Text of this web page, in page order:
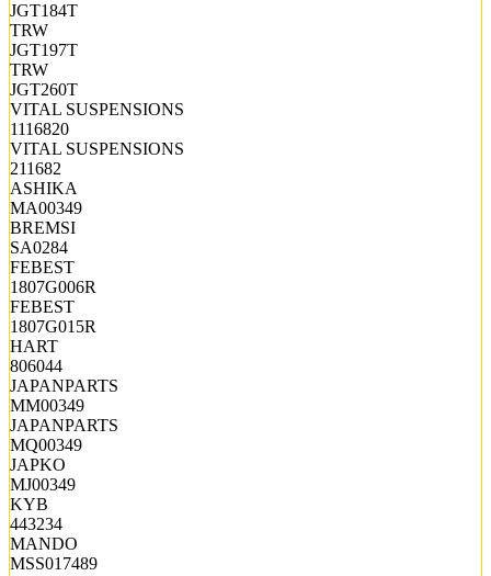
JGT184T
TRW
JGT197T
TRW
JGT260T
VITAL SUSPENSIONS
1116820
VITAL SUSPENSIONS
211682
ASHIKA
MA00349
BREMSI
SA0284
FEBEST
1807G006R
FEBEST
1807G015R
HART
806044
JAPANPARTS
MM00349
JAPANPARTS
MQ00349
JAPKO
MJ00349
KYB
443234
MANDO
MSS017489